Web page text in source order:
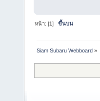
หน้า: [1]ขึ้นบน
Siam Subaru Webboard »